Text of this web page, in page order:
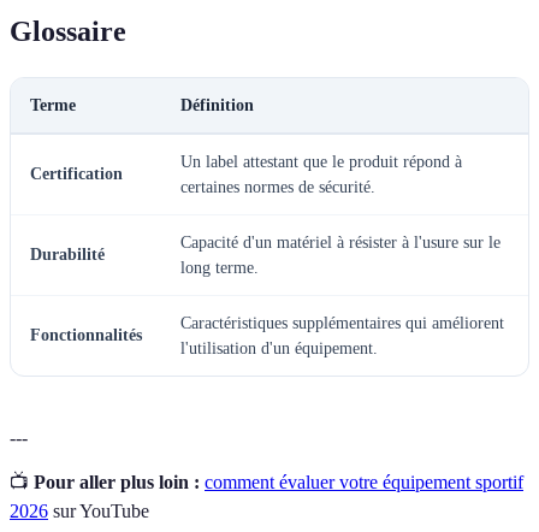
Glossaire
Terme Définition
Certification
Un label attestant que le produit répond à
certaines normes de sécurité.
Durabilité
Capacité d'un matériel à résister à l'usure sur le
long terme.
Fonctionnalités
Caractéristiques supplémentaires qui améliorent
l'utilisation d'un équipement.
---
📺 Pour aller plus loin : comment évaluer votre équipement sportif
2026 sur YouTube